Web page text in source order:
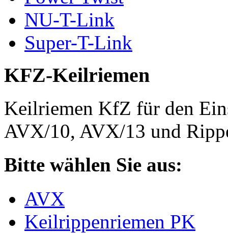
NU-T-Link
Super-T-Link
KFZ-Keilriemen
Keilriemen KfZ für den
AVX/10, AVX/13 und
Bitte wählen Sie aus:
AVX
Keilrippenriemen PK